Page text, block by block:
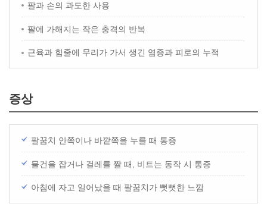
팔과 손의 과도한 사용
팔에 가해지는 작은 충격의 반복
근육과 힘줄에 무리가 가서 생긴 염증과 피로의 누적
증상
팔꿈치 안쪽이나 바깥쪽을 누를 때 통증
물건을 잡거나 걸레를 짤 때, 비트는 동작 시 통증
아침에 자고 일어났을 때 팔꿈치가 뻣뻣한 느낌